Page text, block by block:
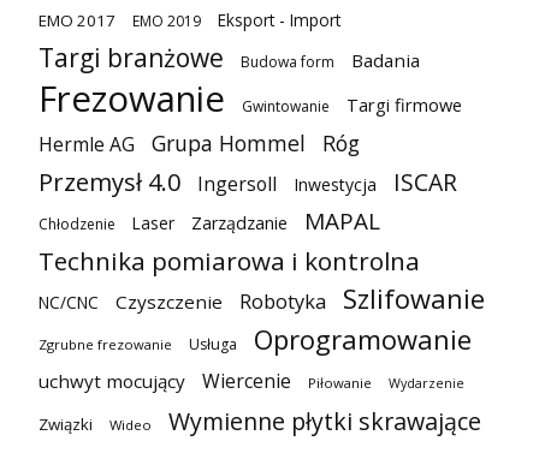
EMO 2017 EMO 2019 Eksport - Import
Targi branżowe Budowa form Badania
Frezowanie Gwintowanie Targi firmowe
Hermle AG Grupa Hommel Róg
Przemysł 4.0 Ingersoll Inwestycja ISCAR
Chłodzenie Laser Zarządzanie MAPAL
Technika pomiarowa i kontrolna
NC/CNC Czyszczenie Robotyka Szlifowanie
Zgrubne frezowanie Usługa Oprogramowanie
uchwyt mocujący Wiercenie Piłowanie Wydarzenie
Związki Wideo Wymienne płytki skrawające